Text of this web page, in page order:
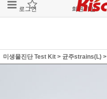
로그인 회원가입
미생물진단 Test Kit > 균주strains(L) >